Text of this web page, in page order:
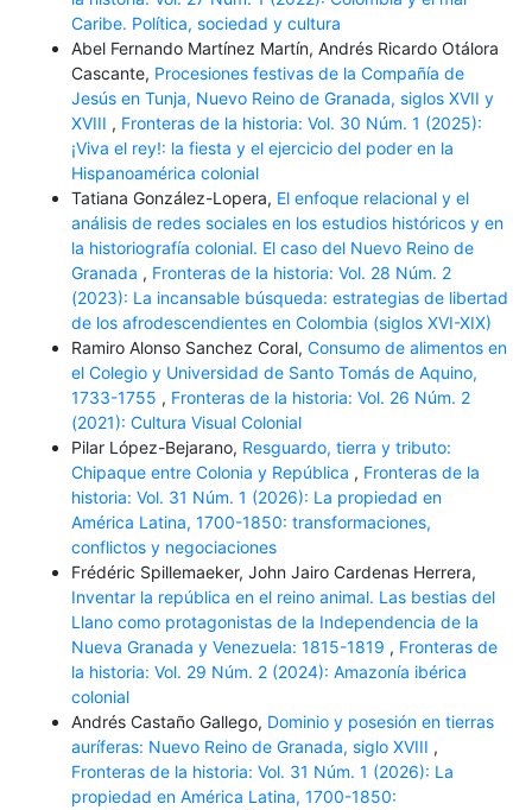
Caribe. Política, sociedad y cultura
Abel Fernando Martínez Martín, Andrés Ricardo Otálora
Cascante, Procesiones festivas de la Compañía de
Jesús en Tunja, Nuevo Reino de Granada, siglos XVII y
XVIII , Fronteras de la historia: Vol. 30 Núm. 1 (2025):
¡Viva el rey!: la fiesta y el ejercicio del poder en la
Hispanoamérica colonial
Tatiana González-Lopera, El enfoque relacional y el
análisis de redes sociales en los estudios históricos y en
la historiografía colonial. El caso del Nuevo Reino de
Granada , Fronteras de la historia: Vol. 28 Núm. 2
(2023): La incansable búsqueda: estrategias de libertad
de los afrodescendientes en Colombia (siglos XVI-XIX)
Ramiro Alonso Sanchez Coral, Consumo de alimentos en
el Colegio y Universidad de Santo Tomás de Aquino,
1733-1755 , Fronteras de la historia: Vol. 26 Núm. 2
(2021): Cultura Visual Colonial
Pilar López-Bejarano, Resguardo, tierra y tributo:
Chipaque entre Colonia y República , Fronteras de la
historia: Vol. 31 Núm. 1 (2026): La propiedad en
América Latina, 1700-1850: transformaciones,
conflictos y negociaciones
Frédéric Spillemaeker, John Jairo Cardenas Herrera,
Inventar la república en el reino animal. Las bestias del
Llano como protagonistas de la Independencia de la
Nueva Granada y Venezuela: 1815-1819 , Fronteras de
la historia: Vol. 29 Núm. 2 (2024): Amazonía ibérica
colonial
Andrés Castaño Gallego, Dominio y posesión en tierras
auríferas: Nuevo Reino de Granada, siglo XVIII ,
Fronteras de la historia: Vol. 31 Núm. 1 (2026): La
propiedad en América Latina, 1700-1850: